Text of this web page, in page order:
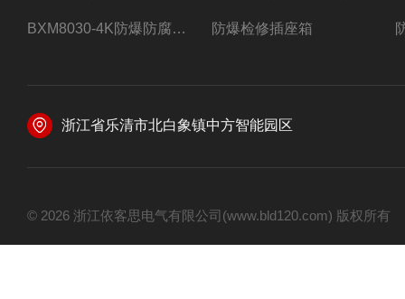
BXM8030-4K防爆防腐照明配电箱四路带总开关 防爆检修插座箱
浙江省乐清市北白象镇中方智能园区
© 2026 浙江依客思电气有限公司(www.bld120.com) 版权所有